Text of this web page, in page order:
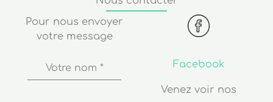
Pour nous envoyer
votre message
Votre nom * Facebook
Venez voir nos